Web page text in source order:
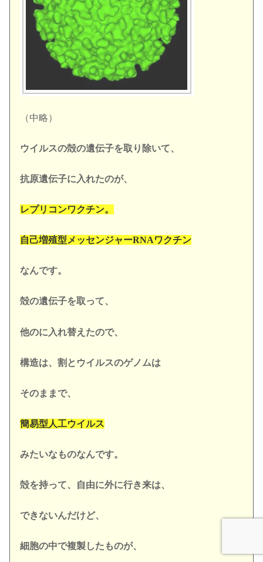
（中略）
ウイルスの殻の遺伝子を取り除いて、
抗原遺伝子に入れたのが、
レプリコンワクチン。
自己増殖型メッセンジャーRNAワクチン
なんです。
殻の遺伝子を取って、
他のに入れ替えたので、
構造は、割とウイルスのゲノムは
そのままで、
簡易型人工ウイルス
みたいなものなんです。
殻を持って、自由に外に行き来は、
できないんだけど、
細胞の中で複製したものが、